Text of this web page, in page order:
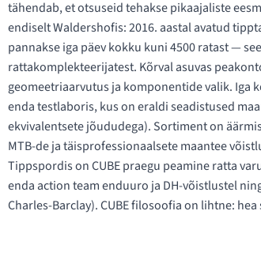
tähendab, et otsuseid tehakse pikaajaliste
endiselt Waldershofis: 2016. aastal avatud
pannakse iga päev kokku kuni 4500 ratast —
rattakomplekteerijatest. Kõrval asuvas
geomeetriaarvutus ja komponentide valik. Iga
enda testlaboris, kus on eraldi seadistused
ekvivalentsete jõududega). Sortiment on
MTB-de ja täisprofessionaalsete maantee
Tippspordis on CUBE praegu peamine ratta
enda action team enduuro ja DH-võistlustel
Charles-Barclay). CUBE filosoofia on lihtne: